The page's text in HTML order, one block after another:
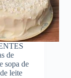
de
sopa de
leite